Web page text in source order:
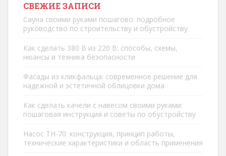
СВЕЖИЕ ЗАПИСИ
Сауна своими руками пошагово: подробное
руководство по строительству и обустройству
Как сделать 380 В из 220 В: способы, схемы,
нюансы и техника безопасности
Фасады из кликфальца: современное решение для
надежной и эстетичной облицовки дома
Как сделать качели с навесом своими руками:
пошаговая инструкция и советы по обустройству
Насос ТН-70: конструкция, принцип работы,
технические характеристики и область применения